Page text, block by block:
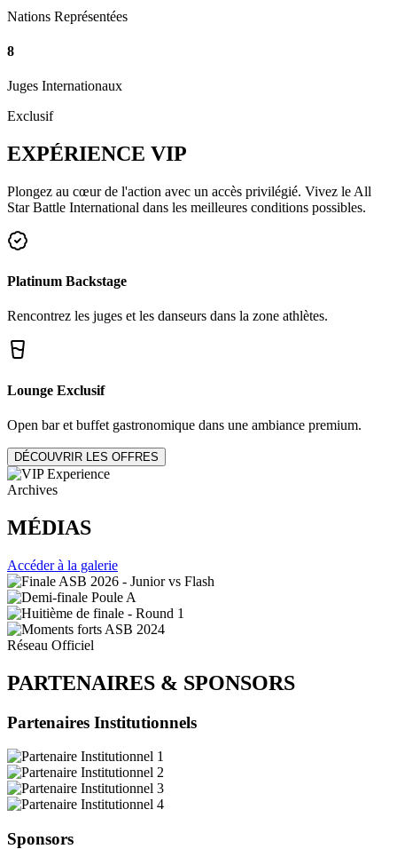
Nations Représentées
8
Juges Internationaux
Exclusif
EXPÉRIENCE VIP
Plongez au cœur de l'action avec un accès privilégié. Vivez le All
Star Battle International dans les meilleures conditions possibles.
Platinum Backstage
Rencontrez les juges et les danseurs dans la zone athlètes.
Lounge Exclusif
Open bar et buffet gastronomique dans une ambiance premium.
DÉCOUVRIR LES OFFRES
Archives
MÉDIAS
Accéder à la galerie
Réseau Officiel
PARTENAIRES & SPONSORS
Partenaires Institutionnels
Sponsors